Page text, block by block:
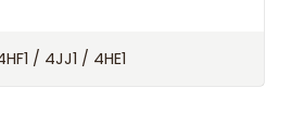
Isuzu Nkr 3.0 4jj1 2020
/ 4JJ1 / 4HE1